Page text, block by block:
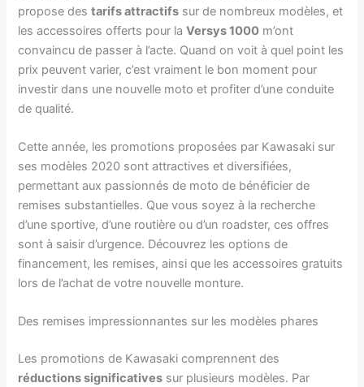
propose destarifs attractifs sur de nombreux modèles, et
les accessoires offerts pour laVersys 1000 m’ont
convaincu de passer à l’acte. Quand on voit à quel point les
prix peuvent varier, c’est vraiment le bon moment pour
investir dans une nouvelle moto et profiter d’une conduite
de qualité.
Cette année, les promotions proposées par Kawasaki sur
ses modèles 2020 sont attractives et diversifiées,
permettant aux passionnés de moto de bénéficier de
remises substantielles. Que vous soyez à la recherche
d’une sportive, d’une routière ou d’un roadster, ces offres
sont à saisir d’urgence. Découvrez les options de
financement, les remises, ainsi que les accessoires gratuits
lors de l’achat de votre nouvelle monture.
Des remises impressionnantes sur les modèles phares
Les promotions de Kawasaki comprennent des
réductions significatives sur plusieurs modèles. Par